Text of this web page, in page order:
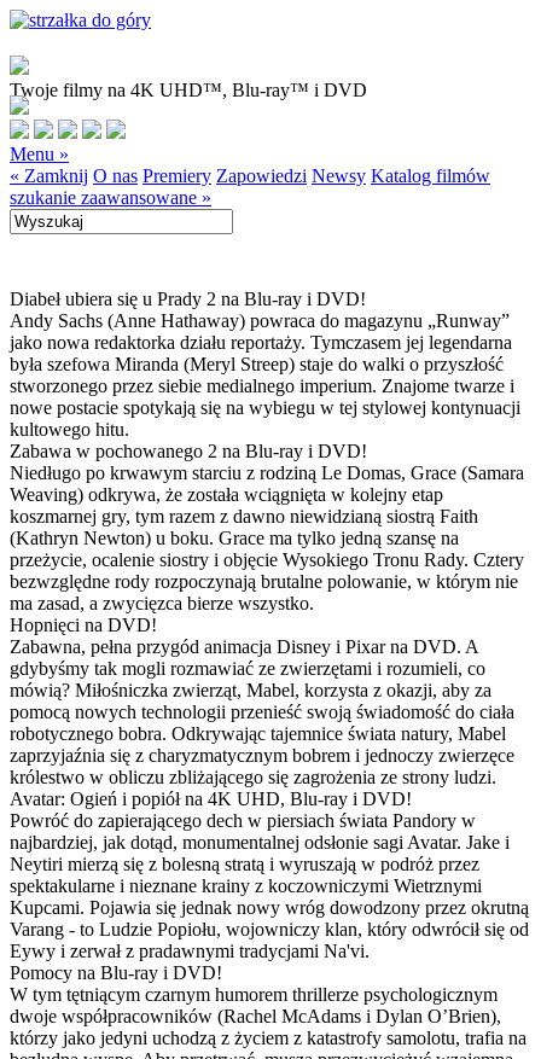
Twoje filmy na 4K UHD™, Blu-ray™ i DVD
Menu »
« Zamknij O nas Premiery Zapowiedzi Newsy Katalog filmów
szukanie zaawansowane »
Diabeł ubiera się u Prady 2 na Blu-ray i DVD!
Andy Sachs (Anne Hathaway) powraca do magazynu „Runway”
jako nowa redaktorka działu reportaży. Tymczasem jej legendarna
była szefowa Miranda (Meryl Streep) staje do walki o przyszłość
stworzonego przez siebie medialnego imperium. Znajome twarze i
nowe postacie spotykają się na wybiegu w tej stylowej kontynuacji
kultowego hitu.
Zabawa w pochowanego 2 na Blu-ray i DVD!
Niedługo po krwawym starciu z rodziną Le Domas, Grace (Samara
Weaving) odkrywa, że została wciągnięta w kolejny etap
koszmarnej gry, tym razem z dawno niewidzianą siostrą Faith
(Kathryn Newton) u boku. Grace ma tylko jedną szansę na
przeżycie, ocalenie siostry i objęcie Wysokiego Tronu Rady. Cztery
bezwzględne rody rozpoczynają brutalne polowanie, w którym nie
ma zasad, a zwycięzca bierze wszystko.
Hopnięci na DVD!
Zabawna, pełna przygód animacja Disney i Pixar na DVD. A
gdybyśmy tak mogli rozmawiać ze zwierzętami i rozumieli, co
mówią? Miłośniczka zwierząt, Mabel, korzysta z okazji, aby za
pomocą nowych technologii przenieść swoją świadomość do ciała
robotycznego bobra. Odkrywając tajemnice świata natury, Mabel
zaprzyjaźnia się z charyzmatycznym bobrem i jednoczy zwierzęce
królestwo w obliczu zbliżającego się zagrożenia ze strony ludzi.
Avatar: Ogień i popiół na 4K UHD, Blu-ray i DVD!
Powróć do zapierającego dech w piersiach świata Pandory w
najbardziej, jak dotąd, monumentalnej odsłonie sagi Avatar. Jake i
Neytiri mierzą się z bolesną stratą i wyruszają w podróż przez
spektakularne i nieznane krainy z koczowniczymi Wietrznymi
Kupcami. Pojawia się jednak nowy wróg dowodzony przez okrutną
Varang - to Ludzie Popiołu, wojowniczy klan, który odwrócił się od
Eywy i zerwał z pradawnymi tradycjami Na'vi.
Pomocy na Blu-ray i DVD!
W tym tętniącym czarnym humorem thrillerze psychologicznym
dwoje współpracowników (Rachel McAdams i Dylan O’Brien),
którzy jako jedyni uchodzą z życiem z katastrofy samolotu, trafia na